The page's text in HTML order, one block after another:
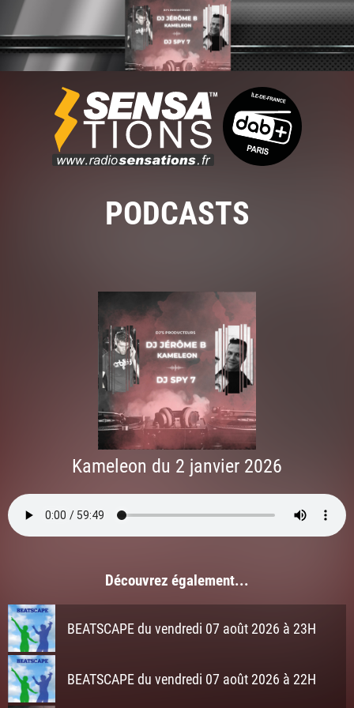
PODCASTS
Kameleon du 2 janvier 2026
Découvrez également...
BEATSCAPE du vendredi 07 août 2026 à 23H
BEATSCAPE du vendredi 07 août 2026 à 22H